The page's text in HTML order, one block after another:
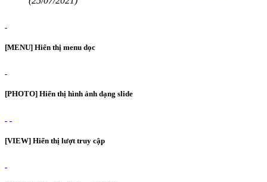
[MENU] Hiển thị menu dọc
[PHOTO] Hiển thị hình ảnh dạng slide
[VIEW] Hiển thị lượt truy cập